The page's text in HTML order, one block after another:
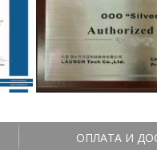
ОПЛАТА И